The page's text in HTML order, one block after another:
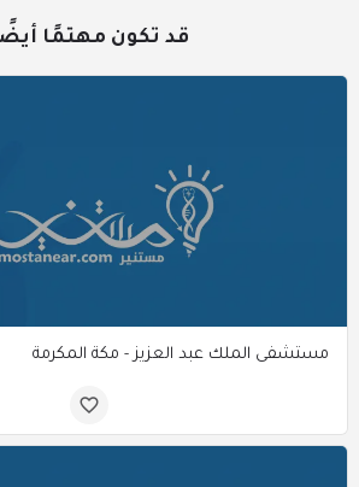
قد تكون مهتمًا
مستشفى الملك عبد العزيز - مكة المكرمة